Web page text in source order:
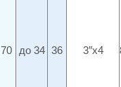
70 до 34 36 3″x4